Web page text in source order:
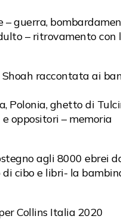
guerra,
– ritrovamento con
Shoah raccontata ai
Polonia, ghetto di
oppositori – memoria
agli 8000 ebrei
cibo e libri- la
Collins Italia 2020